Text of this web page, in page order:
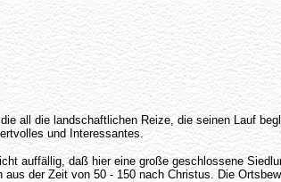
all die landschaftlichen Reize, die seinen Lauf
und Interessantes.
auffällig, daß hier eine große geschlossene
der Zeit von 50 - 150 nach Christus. Die